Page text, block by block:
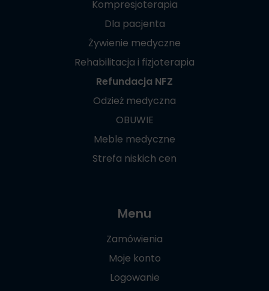
Kompresjoterapia
Dla pacjenta
Żywienie medyczne
Rehabilitacja i fizjoterapia
Refundacja NFZ
Odzież medyczna
OBUWIE
Meble medyczne
Strefa niskich cen
Menu
Zamówienia
Moje konto
Logowanie